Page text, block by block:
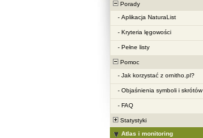
Porady
- Aplikacja NaturaList
- Kryteria lęgowości
- Pełne listy
Pomoc
- Jak korzystać z ornitho.pl?
- Objaśnienia symboli i skrótów
- FAQ
Statystyki
Atlas i monitoring